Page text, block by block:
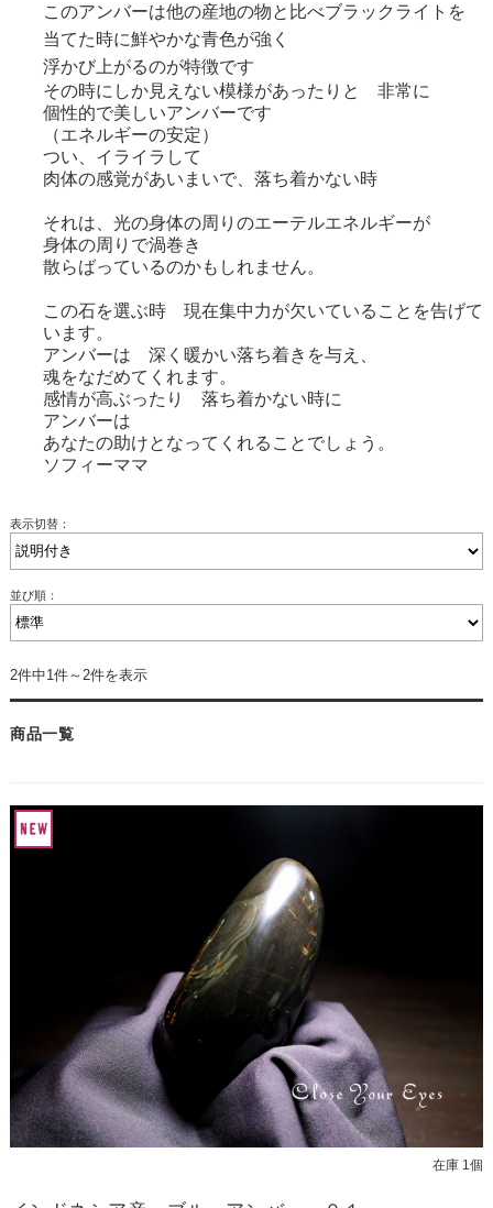
このアンバーは他の産地の物と比べブラックライトを
当てた時に鮮やかな青色が強く
浮かび上がるのが特徴です
その時にしか見えない模様があったりと 非常に
個性的で美しいアンバーです
（エネルギーの安定）
つい、イライラして
肉体の感覚があいまいで、落ち着かない時
それは、光の身体の周りのエーテルエネルギーが
身体の周りで渦巻き
散らばっているのかもしれません。
この石を選ぶ時 現在集中力が欠いていることを告げて
います。
アンバーは 深く暖かい落ち着きを与え、
魂をなだめてくれます。
感情が高ぶったり 落ち着かない時に
アンバーは
あなたの助けとなってくれることでしょう。
ソフィーママ
表示切替：
並び順：
2件中1件～2件を表示
商品一覧
在庫 1個